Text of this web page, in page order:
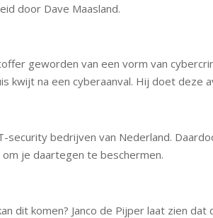
door Dave Maasland.
geworden van een vorm van
kwijt na een cyberaanval. Hij doet deze
security bedrijven van Nederland.
je daartegen te beschermen.
dit komen? Janco de Pijper laat zien